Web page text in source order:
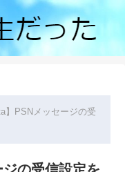
】PSNメッセージの受